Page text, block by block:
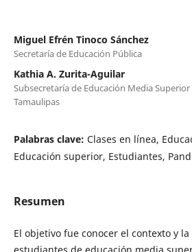
Miguel Efrén Tinoco Sánchez
Secretaría de Educación Pública
Kathia A. Zurita-Aguilar
Subsecretaría de Educación Media
Tamaulipas
Palabras clave: Clases en línea,
Educación superior, Estudiantes,
Resumen
El objetivo fue conocer el contexto y